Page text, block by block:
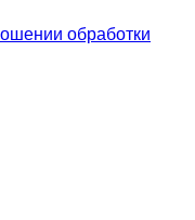
обработки